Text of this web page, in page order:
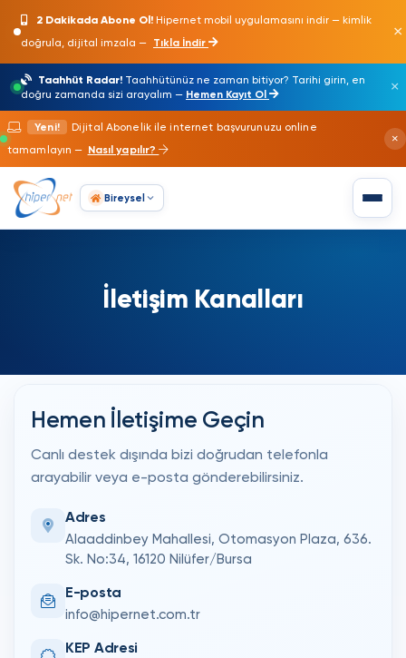
2 Dakikada Abone Ol! Hipernet mobil uygulamasını indir — kimlik
doğrula, dijital imzala — Tıkla İndir ×
Taahhüt Radar! Taahhütünüz ne zaman bitiyor? Tarihi girin, en
doğru zamanda sizi arayalım — Hemen Kayıt Ol ×
Yeni!
Dijital Abonelik ile internet başvurunuzu online
tamamlayın — Nasıl yapılır?
×
Bireysel
Tarifeler
Alt
Yapı
Sorgula
Fatura
Öde
İletişim Kanalları
Hemen İletişime Geçin
Canlı destek dışında bizi doğrudan telefonla
arayabilir veya e-posta gönderebilirsiniz.
Adres
Alaaddinbey Mahallesi, Otomasyon Plaza, 636.
Sk. No:34, 16120 Nilüfer/Bursa
E-posta
info@hipernet.com.tr
KEP Adresi